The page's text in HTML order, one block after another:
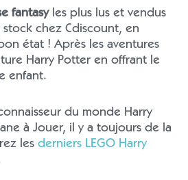
fantasyles plus lus et vendus
chez Cdiscount, en
état ! Après les aventures
Harry Potter en offrant le
enfant.
du monde Harry
à Jouer, il y a toujours de la
les derniers LEGO Harry